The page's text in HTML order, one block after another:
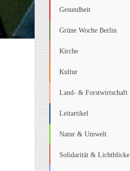
Gesundheit
Grüne Woche Berlin
Kirche
Kultur
Land- & Forstwirtschaft
Leitartikel
Natur & Umwelt
Solidarität & Lichtblicke